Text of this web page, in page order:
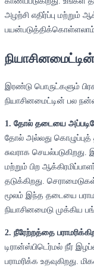
அழற்சி எதிர்ப்பு
பயன்படுத்திக்கொள்ளலாம்
இரண்டு பொருட்களும்
நியாசினமைட்டின் பல
1. தோல் தடையை
தோல் அல்லது கொழுப்புத்
சுவராக செயல்படுகிறது.
மற்றும் பிற
தடுக்கிறது.
மூலம் இந்த தடையை
நியாசினமைடு முக்கிய
2. நீரேற்றத்தை
டிரான்ஸ்பிடெர்மல் நீர்
பராமரிக்க உதவுகிறது.